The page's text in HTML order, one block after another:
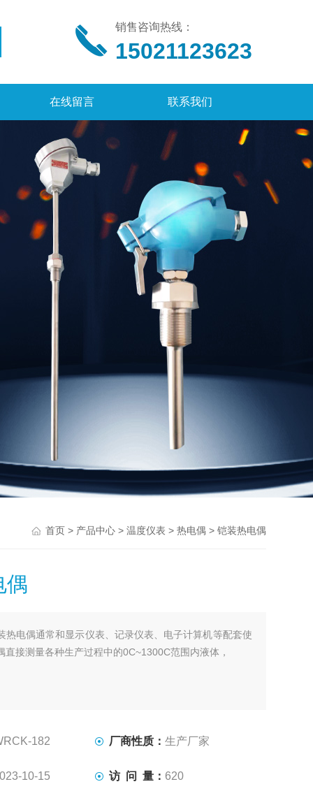
销售咨询热线：
15021123623
在线留言 联系我们
首页> 产品中心> 温度仪表 > 热电偶> 铠装热电偶
偶
热电偶通常和显示仪表、记录仪表、电子计算机等配套使
直接测量各种生产过程中的0C~1300C范围内液体，
182 厂商性质： 生产厂家
10-15 访 问 量： 620